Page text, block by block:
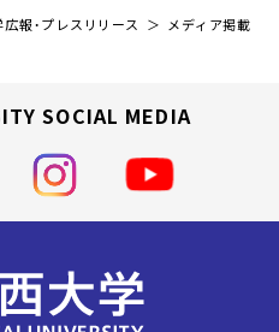
広報・プレスリリース
メディア掲載
SOCIAL MEDIA